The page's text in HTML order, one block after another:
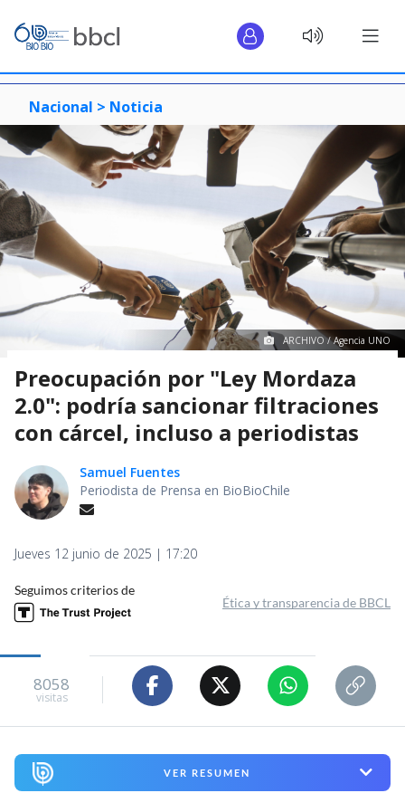
Nacional > Noticia
ARCHIVO / Agencia UNO
Preocupación por "Ley Mordaza
2.0": podría sancionar filtraciones
con cárcel, incluso a periodistas
Samuel Fuentes
Periodista de Prensa en BioBioChile
Jueves 12 junio de 2025 | 17:20
Seguimos criterios de
Ética y transparencia de BBCL
8058
visitas
VER RESUMEN